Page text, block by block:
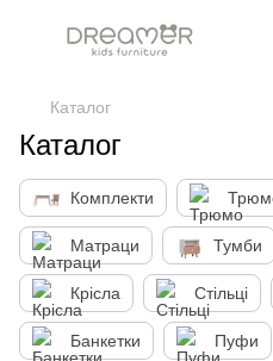
Каталог
Каталог
Комплекти
Матраци Тумби
Крісла Стільці
Банкетки Пуфи